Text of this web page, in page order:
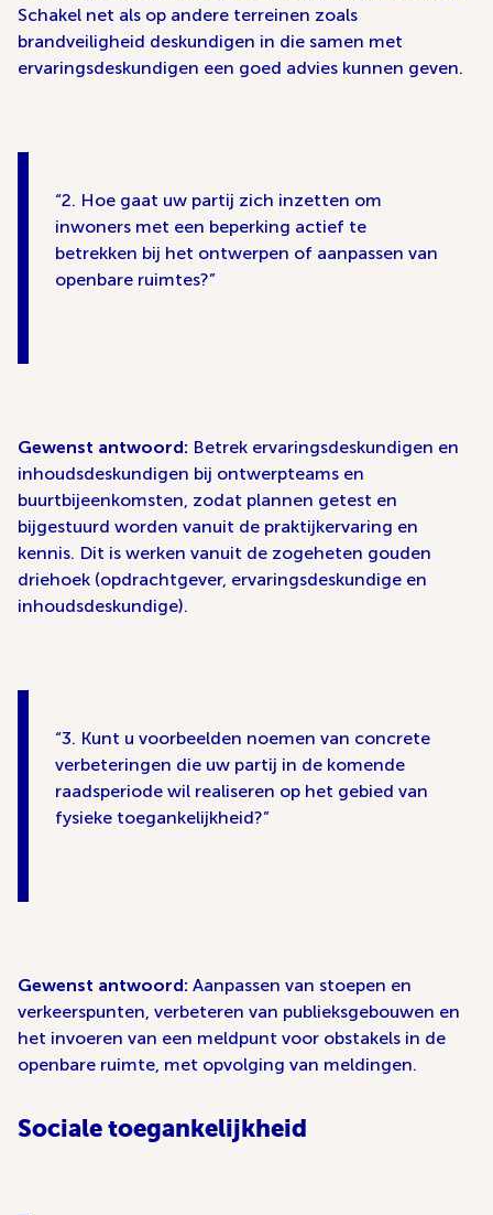
Schakel net als op andere terreinen zoals
brandveiligheid deskundigen in die samen met
ervaringsdeskundigen een goed advies kunnen geven.
2. Hoe gaat uw partij zich inzetten om
inwoners met een beperking actief te
betrekken bij het ontwerpen of aanpassen van
openbare ruimtes?
Gewenst antwoord: Betrek ervaringsdeskundigen en
inhoudsdeskundigen bij ontwerpteams en
buurtbijeenkomsten, zodat plannen getest en
bijgestuurd worden vanuit de praktijkervaring en
kennis. Dit is werken vanuit de zogeheten gouden
driehoek (opdrachtgever, ervaringsdeskundige en
inhoudsdeskundige).
3. Kunt u voorbeelden noemen van concrete
verbeteringen die uw partij in de komende
raadsperiode wil realiseren op het gebied van
fysieke toegankelijkheid?
Gewenst antwoord: Aanpassen van stoepen en
verkeerspunten, verbeteren van publieksgebouwen en
het invoeren van een meldpunt voor obstakels in de
openbare ruimte, met opvolging van meldingen.
Sociale toegankelijkheid